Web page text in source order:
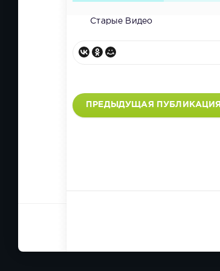
Старые Видео
ПРЕДЫДУЩАЯ ПУБЛИКАЦИЯ